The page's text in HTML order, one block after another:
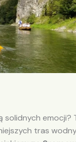
emocji?
tras